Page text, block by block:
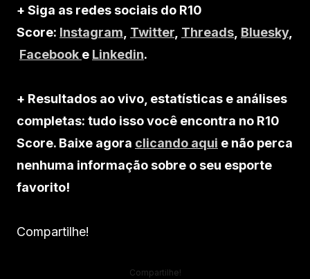
+ Siga as redes sociais do R10
Score: Instagram Twitter Threads Bluesky,
Facebook e Linkedin.
+ Resultados ao vivo, estatísticas e análises
completas: tudo isso você encontra no R10
Score. Baixe agora clicando aqui e não perca
nenhuma informação sobre o seu esporte
favorito!
Compartilhe!
Compartilhe!